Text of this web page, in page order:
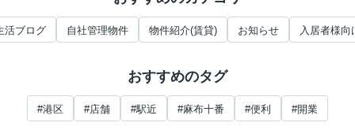
活ブログ 自社管理物件 物件紹介(賃貸) お知らせ 入居者様向
おすすめのタグ
#港区 #店舗 #駅近 #麻布十番 #便利 #開業